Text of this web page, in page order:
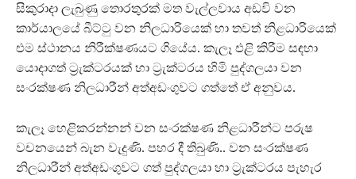
සිකුරාදා ලැබුණු තොරතුරක් මත වැල්ලවාය අඩවි වන
කාර්යාලයේ බීට්ටු වන නිලධාරියෙක් හා තවත් නිළධාරියෙක්
එම ස්ථානය නිරීක්ෂණයට ගියේය. කැලෑ එළි කිරීම සඳහා
යොදාගත් ට්‍රැක්ටරයක් හා ට්‍රැක්ටරය හිමි පුද්ගලයා වන
සංරක්ෂණ නිලධාරීන් අත්අඩංගුවට ගත්තේ ඒ අනුවය.
කැලෑ හෙළිකරන්නන් වන සංරක්ෂණ නිළධාරීන්ට පරුෂ
වචනයෙන් බැන වැදුණි. පහර දී තිබුණි.. වන සංරක්ෂණ
නිලධාරීන් අත්අඩංගුවට ගත් පුද්ගලයා හා ට්‍රැක්ටරය පැහැර